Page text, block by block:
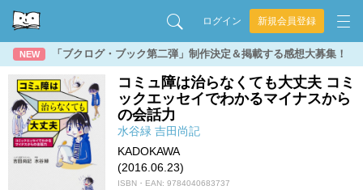
ログイン 新規会員登録
NEW 「ブクログ・ブック第二弾」制作決定＆掲載する感想大募集！
コミュ障は治らなくても大丈夫 コミ
ックエッセイでわかるマイナスから
の会話力
水谷緑 吉田尚記
KADOKAWA
(2016.06.23)
ISBN・EAN: 9784040683737